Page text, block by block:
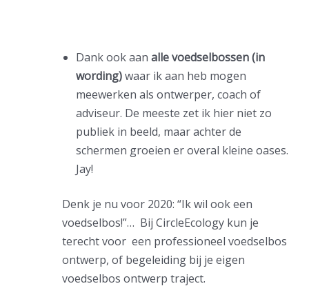
Dank ook aan alle voedselbossen (in
wording)waar ik aan heb mogen
meewerken als ontwerper, coach of
adviseur. De meeste zet ik hier niet zo
publiek in beeld, maar achter de
schermen groeien er overal kleine oases.
Jay!
Denk je nu voor 2020: “Ik wil ook een
voedselbos!”… Bij CircleEcology kun je
terecht voor een professioneel voedselbos
ontwerp, of begeleiding bij je eigen
voedselbos ontwerp traject.